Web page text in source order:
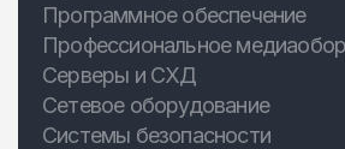
Программное обеспечение
Профессиональное
Серверы и СХД
Сетевое оборудование
Системы безопасности